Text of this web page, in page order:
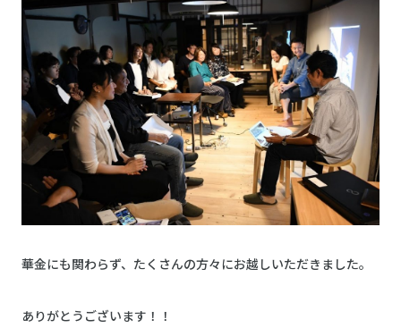
華金にも関わらず、たくさんの方々にお越しいただきました。
ありがとうございます！！